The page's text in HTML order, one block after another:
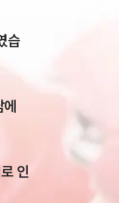
글로벌 파트너 로펌
고객의 소리
습
인